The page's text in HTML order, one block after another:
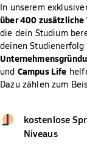
In unserem
über 400
die dein Studium
deinen
und Campus Life
Dazu zählen zum
kostenlose
Niveaus